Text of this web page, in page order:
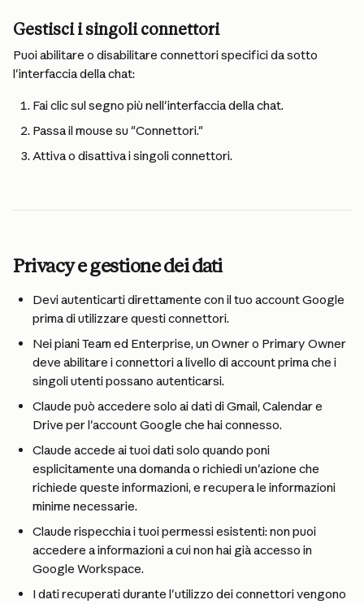
Gestisci i singoli connettori
Puoi abilitare o disabilitare connettori specifici da sotto
l'interfaccia della chat:
Fai clic sul segno più nell'interfaccia della chat.
Passa il mouse su "Connettori."
Attiva o disattiva i singoli connettori.
Privacy e gestione dei dati
Devi autenticarti direttamente con il tuo account Google
prima di utilizzare questi connettori.
Nei piani Team ed Enterprise, un Owner o Primary Owner
deve abilitare i connettori a livello di account prima che i
singoli utenti possano autenticarsi.
Claude può accedere solo ai dati di Gmail, Calendar e
Drive per l'account Google che hai connesso.
Claude accede ai tuoi dati solo quando poni
esplicitamente una domanda o richiedi un'azione che
richiede queste informazioni, e recupera le informazioni
minime necessarie.
Claude rispecchia i tuoi permessi esistenti: non puoi
accedere a informazioni a cui non hai già accesso in
Google Workspace.
I dati recuperati durante l'utilizzo dei connettori vengono